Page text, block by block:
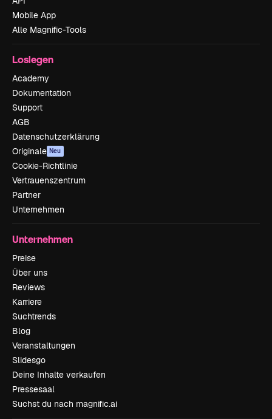
Mobile App
Alle Magnific-Tools
Loslegen
Academy
Dokumentation
Support
AGB
Datenschutzerklärung
Originale Neu
Cookie-Richtlinie
Vertrauenszentrum
Partner
Unternehmen
Unternehmen
Preise
Über uns
Reviews
Karriere
Suchtrends
Blog
Veranstaltungen
Slidesgo
Deine Inhalte verkaufen
Pressesaal
Suchst du nach magnific.ai